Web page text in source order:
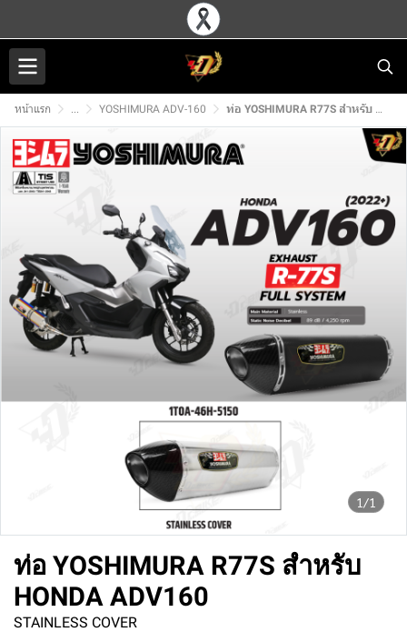
หน้าแรก ... YOSHIMURA ADV-160 ท่อ YOSHIMURA R77S สำหรับ HONDA ADV160
1/1
ท่อ YOSHIMURA R77S สำหรับ
HONDA ADV160
STAINLESS COVER